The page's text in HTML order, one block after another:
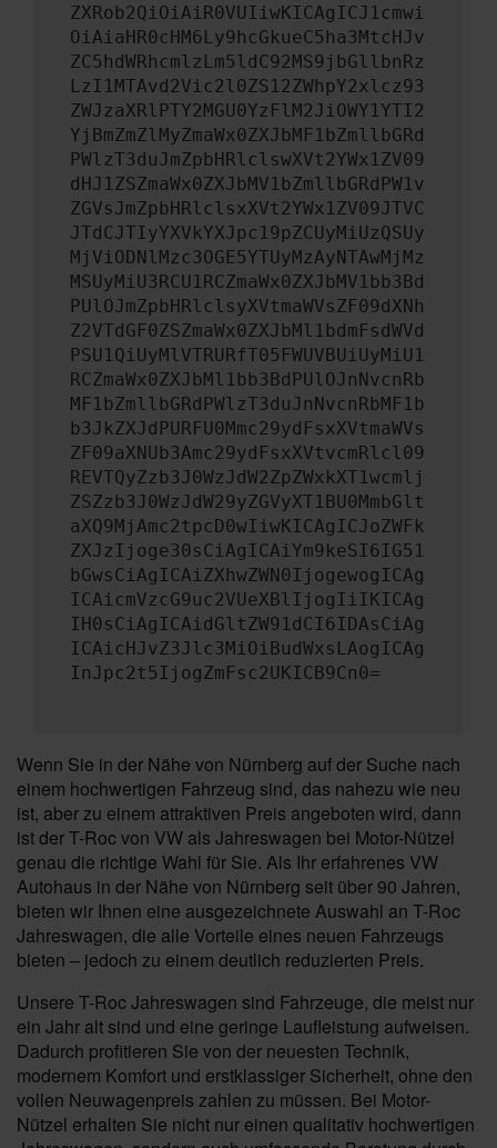
ZXRob2QiOiAiR0VUIiwKICAgICJ1cmwi
OiAiaHR0cHM6Ly9hcGkueC5ha3MtcHJv
ZC5hdWRhcmlzLm5ldC92MS9jbGllbnRz
LzI1MTAvd2Vic2l0ZS12ZWhpY2xlcz93
ZWJzaXRlPTY2MGU0YzFlM2JiOWY1YTI2
YjBmZmZlMyZmaWx0ZXJbMF1bZmllbGRd
PWlzT3duJmZpbHRlclswXVt2YWx1ZV09
dHJ1ZSZmaWx0ZXJbMV1bZmllbGRdPW1v
ZGVsJmZpbHRlclsxXVt2YWx1ZV09JTVC
JTdCJTIyYXVkYXJpc19pZCUyMiUzQSUy
MjViODNlMzc3OGE5YTUyMzAyNTAwMjMz
MSUyMiU3RCU1RCZmaWx0ZXJbMV1bb3Bd
PUlOJmZpbHRlclsyXVtmaWVsZF09dXNh
Z2VTdGF0ZSZmaWx0ZXJbMl1bdmFsdWVd
PSU1QiUyMlVTRURfT05FWUVBUiUyMiU1
RCZmaWx0ZXJbMl1bb3BdPUlOJnNvcnRb
MF1bZmllbGRdPWlzT3duJnNvcnRbMF1b
b3JkZXJdPURFU0Mmc29ydFsxXVtmaWVs
ZF09aXNUb3Amc29ydFsxXVtvcmRlcl09
REVTQyZzb3J0WzJdW2ZpZWxkXT1wcmlj
ZSZzb3J0WzJdW29yZGVyXT1BU0MmbGlt
aXQ9MjAmc2tpcD0wIiwKICAgICJoZWFk
ZXJzIjoge30sCiAgICAiYm9keSI6IG51
bGwsCiAgICAiZXhwZWN0IjogewogICAg
ICAicmVzcG9uc2VUeXBlIjogIiIKICAg
IH0sCiAgICAidGltZW91dCI6IDAsCiAg
ICAicHJvZ3Jlc3MiOiBudWxsLAogICAg
InJpc2t5IjogZmFsc2UKICB9Cn0=
Wenn Sie in der Nähe von Nürnberg auf der Suche nach
einem hochwertigen Fahrzeug sind, das nahezu wie neu
ist, aber zu einem attraktiven Preis angeboten wird, dann
ist der T-Roc von VW als Jahreswagen bei Motor-Nützel
genau die richtige Wahl für Sie. Als Ihr erfahrenes VW
Autohaus in der Nähe von Nürnberg seit über 90 Jahren,
bieten wir Ihnen eine ausgezeichnete Auswahl an T-Roc
Jahreswagen, die alle Vorteile eines neuen Fahrzeugs
bieten – jedoch zu einem deutlich reduzierten Preis.
Unsere T-Roc Jahreswagen sind Fahrzeuge, die meist nur
ein Jahr alt sind und eine geringe Laufleistung aufweisen.
Dadurch profitieren Sie von der neuesten Technik,
modernem Komfort und erstklassiger Sicherheit, ohne den
vollen Neuwagenpreis zahlen zu müssen. Bei Motor-
Nützel erhalten Sie nicht nur einen qualitativ hochwertigen